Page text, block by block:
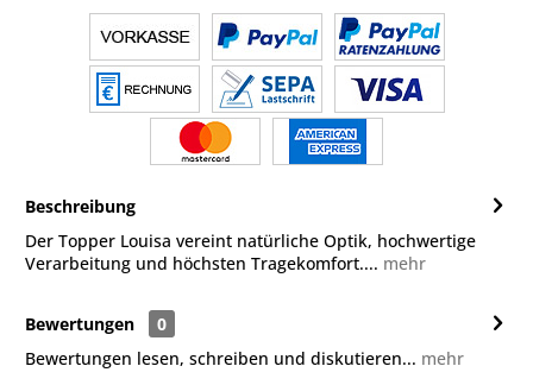
Beschreibung
Der Topper Louisa vereint natürliche Optik, hochwertige
Verarbeitung und höchsten Tragekomfort.... mehr
Bewertungen
0
Bewertungen lesen, schreiben und diskutieren... mehr